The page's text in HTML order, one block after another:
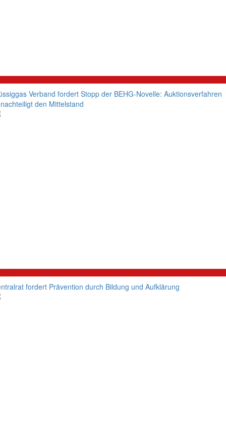
Verband fordert Stopp der BEHG-Novelle: Auktionsverfahren
den Mittelstand
fordert Prävention durch Bildung und Aufklärung